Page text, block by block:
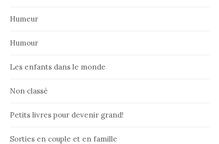
Humeur
Humour
Les enfants dans le monde
Non classé
Petits livres pour devenir grand!
Sorties en couple et en famille